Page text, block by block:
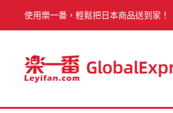
使用樂一番，輕鬆把日本商品送到家！